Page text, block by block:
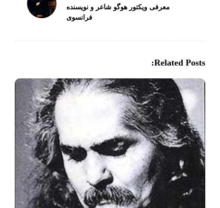
معرفی ویکتور هوگو شاعر و نویسنده
فرانسوی
Related Posts: